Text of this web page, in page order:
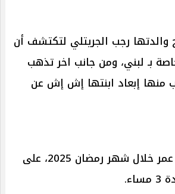
رجب الجريتلي لتكتشف أن
بـ لبني، ومن جانب اخر تذهب
منها إبعاد ابنتها إش إش عن
من المقرر عرض ا مسلسل إش إش بطولة مي عمر خلال شهر رمضان 2025، على